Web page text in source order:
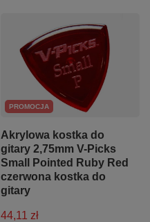
PROMOCJA
Akrylowa kostka do
gitary 2,75mm V-Picks
Small Pointed Ruby Red
czerwona kostka do
gitary
44,11 zł